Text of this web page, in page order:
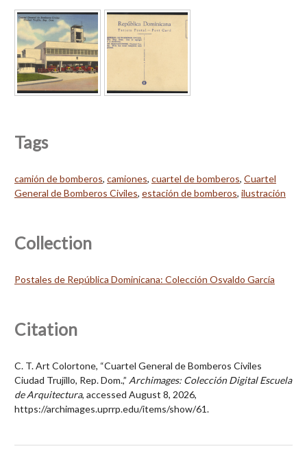
Tags
camión de bomberos, camiones, cuartel de bomberos, Cuartel
General de Bomberos Civiles, estación de bomberos, ilustración
Collection
Postales de República Dominicana: Colección Osvaldo García
Citation
C. T. Art Colortone, “Cuartel General de Bomberos Civiles
Ciudad Trujillo, Rep. Dom.,” Archimages: Colección Digital Escuela
de Arquitectura, accessed August 8, 2026,
https://archimages.uprrp.edu/items/show/61.